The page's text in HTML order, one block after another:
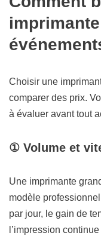
Choisir une
comparer des prix.
à évaluer avant tout
① Volume et
Une imprimante
modèle
par jour, le gain de
l’impression